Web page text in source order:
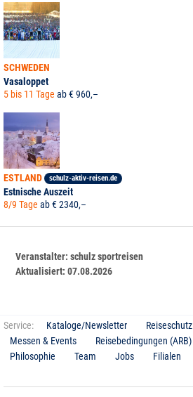
SCHWEDEN
Vasaloppet
5 bis 11 Tage ab € 960,–
ESTLAND schulz-aktiv-reisen.de
Estnische Auszeit
8/9 Tage ab € 2340,–
Veranstalter:schulz sportreisen
Aktualisiert:07.08.2026
Service: Kataloge/Newsletter Reiseschutz
Messen & Events
Reisebedingungen (ARB)
Philosophie
Team Jobs Filialen